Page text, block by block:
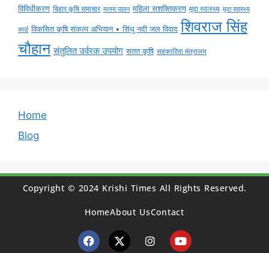
विविधीकरण बिहार कृषि समाचार मत्स्य पालन महिला सशक्तिकरण मृदा स्वास्थ्य मृदा स्वास्थ्य
कार्ड विकसित कृषि संकल्प अभियान • सिंधु नदी जल विवाद शिवराज सिंह
चौहान संतुलित उर्वरक उपयोग सतत कृषि सहकारिता मंत्रालय
Home
Blog
Copyright © 2024 Krishi Times All Rights Reserved.
HomeAbout UsContact